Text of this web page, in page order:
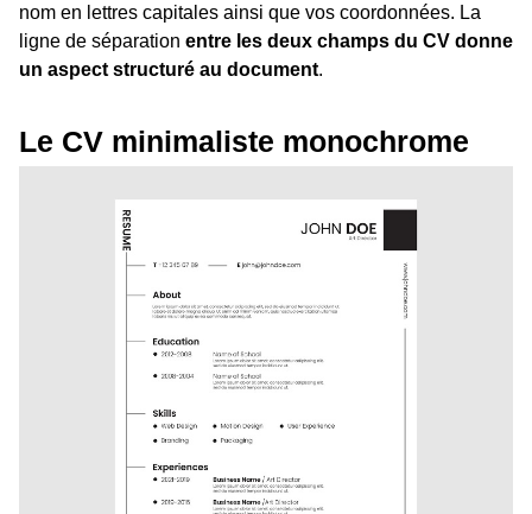
nom en lettres capitales ainsi que vos coordonnées. La
ligne de séparation entre les deux champs du CV donne
un aspect structuré au document.
Le CV minimaliste monochrome